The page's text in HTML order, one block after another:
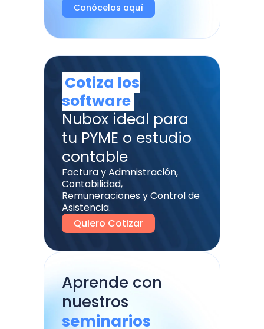
Conócelos aquí
Aprende con
nuestros
seminarios
Cotiza los
software
Nubox ideal para
tu PYME o estudio
contable
Factura y Admnistración,
Contabilidad,
Remuneraciones y Control de
Asistencia.
Quiero Cotizar